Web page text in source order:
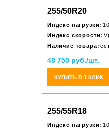
255/50R20
Индекс нагрузки:
Индекс скорости:
Наличие товара:
48 750 руб./шт.
КУПИТЬ В 1 КЛИК
255/55R18
Индекс нагрузки: